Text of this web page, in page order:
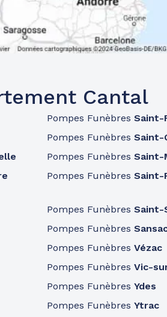
Cantal
Pompes FunèbresSaint-
Pompes FunèbresSaint-
Pompes FunèbresSaint-
Pompes FunèbresSaint-
Pompes FunèbresSaint-
Pompes Funèbres
Pompes FunèbresVézac
Pompes FunèbresVic-
Pompes FunèbresYdes
Pompes FunèbresYtrac